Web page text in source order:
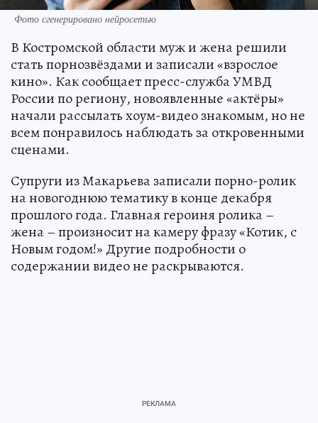
Фото сгенерировано нейросетью
В Костромской области муж и жена решили
стать порнозвёздами и записали «взрослое
кино». Как сообщает пресс-служба УМВД
России по региону, новоявленные «актёры»
начали рассылать хоум-видео знакомым, но не
всем понравилось наблюдать за откровенными
сценами.
Супруги из Макарьева записали порно-ролик
на новогоднюю тематику в конце декабря
прошлого года. Главная героиня ролика –
жена – произносит на камеру фразу «Котик, с
Новым годом!» Другие подробности о
содержании видео не раскрываются.